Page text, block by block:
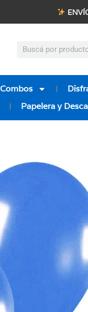
Combos
Papelera y